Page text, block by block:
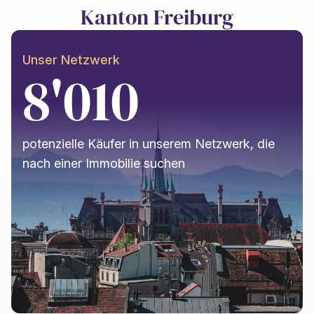
Kanton Freiburg
Unser Netzwerk
8'010
potenzielle Käufer in unserem Netzwerk, die
nach einer Immobilie suchen